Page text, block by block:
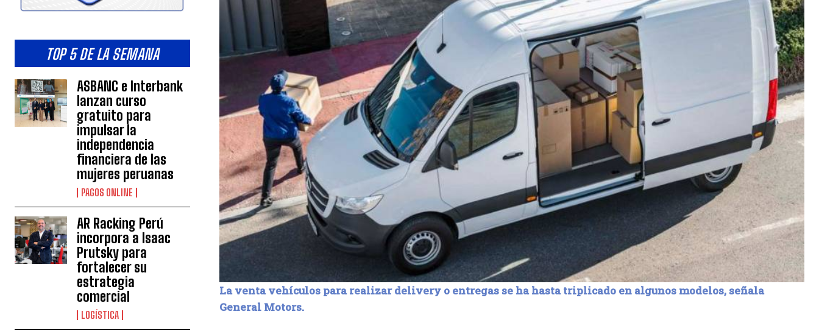
TOP 5 DE LA SEMANA
ASBANC e Interbank
lanzan curso
gratuito para
impulsar la
independencia
financiera de las
mujeres peruanas
PAGOS ONLINE
AR Racking Perú
incorpora a Isaac
Prutsky para
fortalecer su
estrategia
comercial
LOGÍSTICA
La venta vehículos para realizar delivery o entregas se ha hasta triplicado en algunos modelos, señala
General Motors.